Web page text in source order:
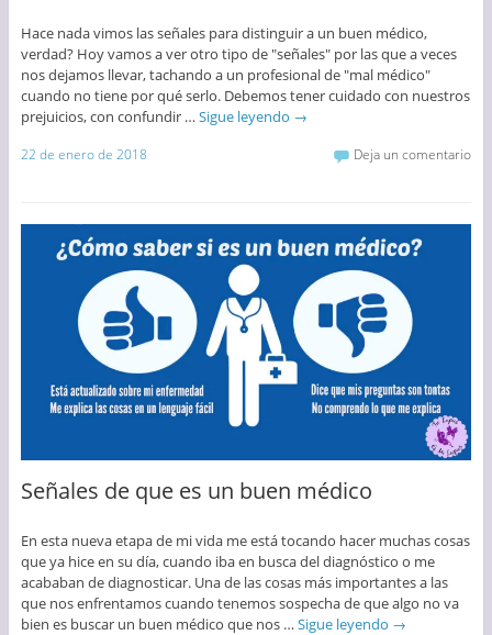
Hace nada vimos las señales para distinguir a un buen médico,
verdad? Hoy vamos a ver otro tipo de "señales" por las que a veces
nos dejamos llevar, tachando a un profesional de "mal médico"
cuando no tiene por qué serlo. Debemos tener cuidado con nuestros
prejuicios, con confundir … Sigue leyendo →
22 de enero de 2018 Deja un comentario
Señales de que es un buen médico
En esta nueva etapa de mi vida me está tocando hacer muchas cosas
que ya hice en su día, cuando iba en busca del diagnóstico o me
acababan de diagnosticar. Una de las cosas más importantes a las
que nos enfrentamos cuando tenemos sospecha de que algo no va
bien es buscar un buen médico que nos … Sigue leyendo →